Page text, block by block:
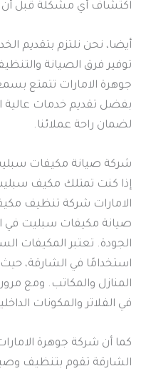
اكتشاف أي مشكلة قبل أن
أيضا، نحن نلتزم بتقديم
توفير فرق الصيانة
جوهرة الامارات تتمتع
بفضل تقديم خدمات عالية
لضمان راحة عملائنا.
شركة صيانة مكيفات
إذا كنت تمتلك مكيف
الامارات شركة تنظيف
صيانة مكيفات سبليت
الجودة. تعتبر المكيفات
استخدامًا في الشارقة، حيث
المنازل والمكاتب. ومع
في الفلاتر والمكونات
كما أن شركة جوهرة
الشارقة تقوم بتنظيف